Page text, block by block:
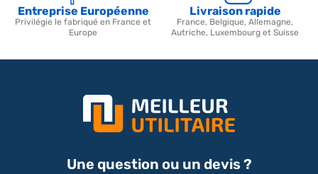
Entreprise Européenne
Privilégie le fabriqué en France et
Europe
Livraison rapide
France, Belgique, Allemagne,
Autriche, Luxembourg et Suisse
Une question ou un devis ?